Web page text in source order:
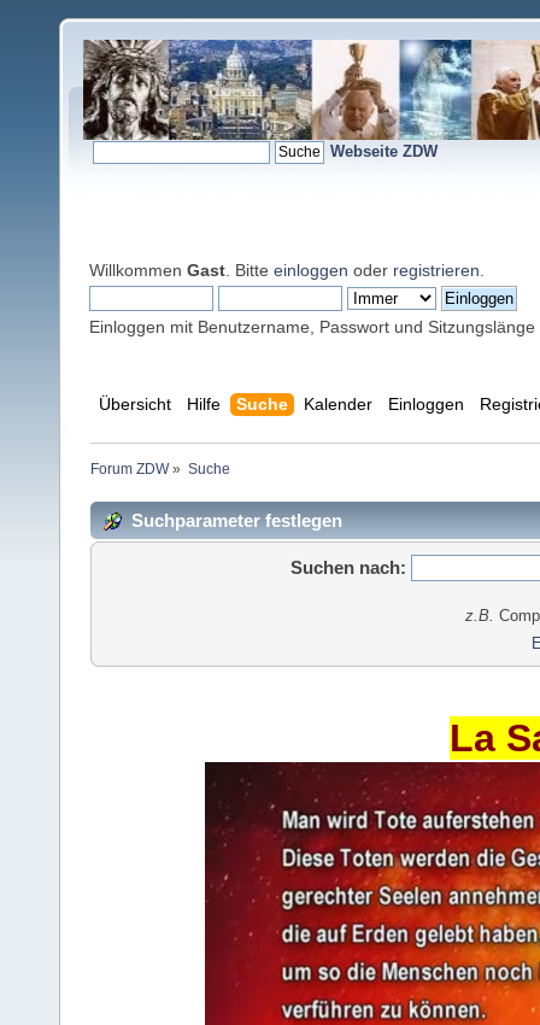
Webseite ZDW
Willkommen Gast . Bitte einloggen oder registrieren
Einloggen mit Benutzername, Passwort und Sitzungslänge
Übersicht Hilfe Suche Kalender Einloggen
Forum ZDW» Suche
Suchparameter festlegen
Suchen nach:
z.B.
La